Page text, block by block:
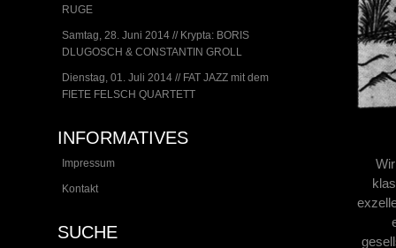
RUGE
Samtag, 28. Juni 2014 // Krypta: BORIS
DLUGOSCH & CONSTANTIN GROLL
Dienstag, 01. Juli 2014 // FAT JAZZ mit dem
FIETE FELSCH QUARTETT
INFORMATIVES
Impressum
Kontakt
SUCHE